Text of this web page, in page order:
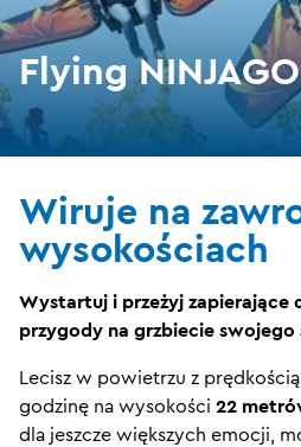
Flying
Wiruje na
wysokościach
Wystartuj i przeżyj zapierające
przygody na grzbiecie swojego
Lecisz w powietrzu z
godzinę na wysokości 22
dla jeszcze większych emocji,